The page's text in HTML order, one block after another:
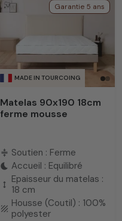
MADE IN TOURCOING
Garantie 5 ans
Matelas 90x190 18cm
ferme mousse
compress Soutien : Ferme
bedtime Accueil : Equilibré
height
Epaisseur du matelas :
18 cm
texture Housse (Coutil) : 100%
polyester